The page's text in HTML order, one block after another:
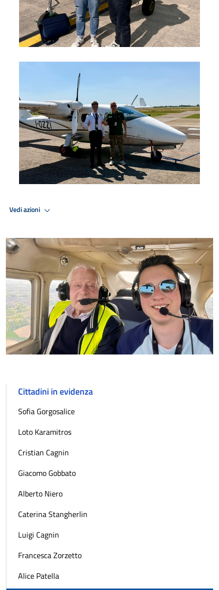
Vedi azioni
Cittadini in evidenza
Sofia Gorgosalice
Loto Karamitros
Cristian Cagnin
Giacomo Gobbato
Alberto Niero
Caterina Stangherlin
Luigi Cagnin
Francesca Zorzetto
Alice Patella